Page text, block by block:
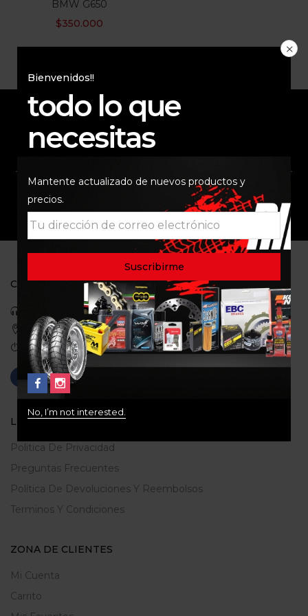
BMW G650
$350.000
Bienvenidos!!
todo lo que
necesitas
Mantente actualizado de nuevos productos y
precios.
No, I’m not interested.
ENVÍO RAPIDO Y
SEGURO
SOPORTE COMUNIDAD
CONTACTO
Celular: 3113422933
Medellin, Colombia
Correo: gerencia@ridershouse.co
LEGALES
Politica De Privacidad
Preguntas Frecuentes
Política De Devoluciones Y Reembolsos
Terminos Y Condiciones
ZONA DE CLIENTES
Mi Cuenta
Carrito